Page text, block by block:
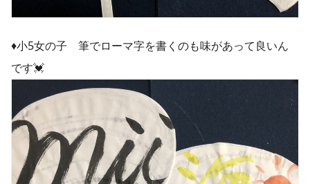
♦︎小5女の子 筆でローマ字を書くのも味があって良いん
です💓